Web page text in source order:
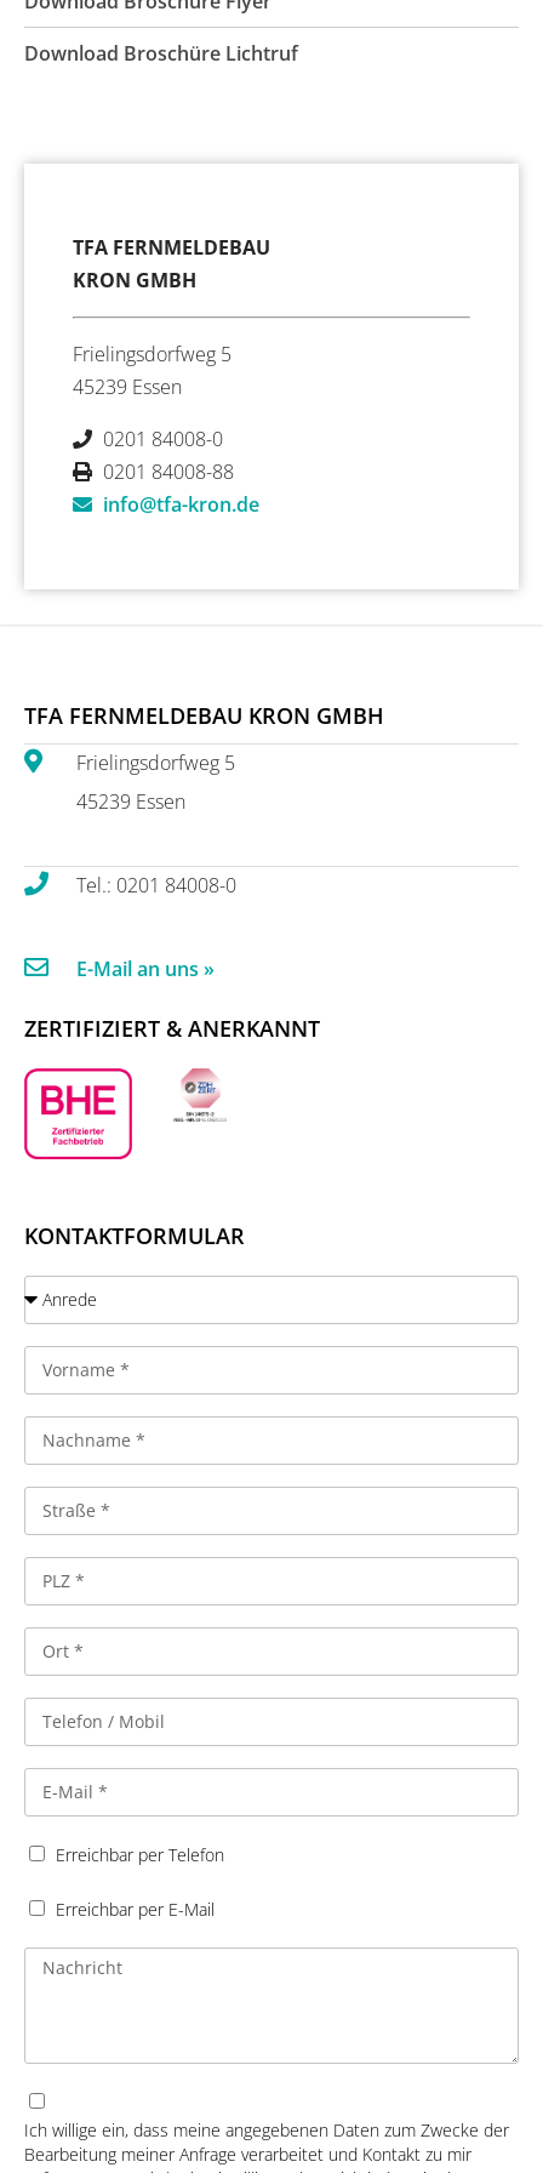
Download Broschüre Lichtruf
TFA FERNMELDEBAU
KRON GMBH
Frielingsdorfweg 5
45239 Essen
0201 84008-0
0201 84008-88
info@tfa-kron.de
TFA FERNMELDEBAU KRON GMBH
Frielingsdorfweg 5
45239 Essen
Tel.: 0201 84008-0
E-Mail an uns »
ZERTIFIZIERT & ANERKANNT
KONTAKTFORMULAR
Erreichbar per Telefon
Erreichbar per E-Mail
Ich willige ein, dass meine angegebenen Daten zum Zwecke der
Bearbeitung meiner Anfrage verarbeitet und Kontakt zu mir